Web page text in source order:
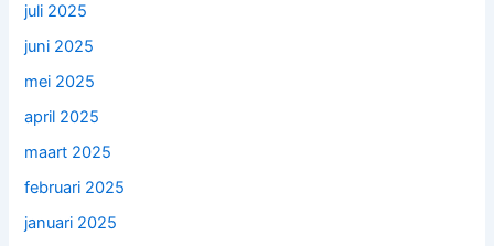
juli 2025
juni 2025
mei 2025
april 2025
maart 2025
februari 2025
januari 2025